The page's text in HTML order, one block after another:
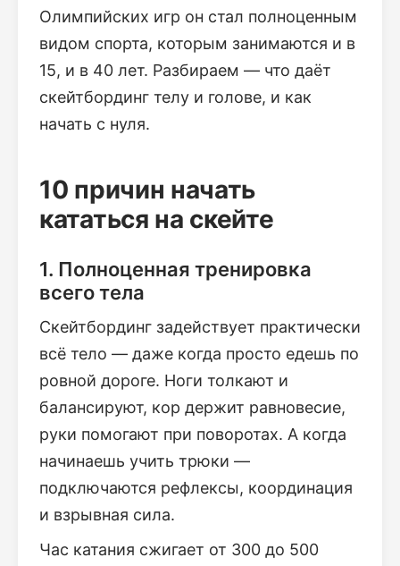
Олимпийских игр он стал полноценным
видом спорта, которым занимаются и в
15, и в 40 лет. Разбираем — что даёт
скейтбординг телу и голове, и как
начать с нуля.
10 причин начать
кататься на скейте
1. Полноценная тренировка
всего тела
Скейтбординг задействует практически
всё тело — даже когда просто едешь по
ровной дороге. Ноги толкают и
балансируют, кор держит равновесие,
руки помогают при поворотах. А когда
начинаешь учить трюки —
подключаются рефлексы, координация
и взрывная сила.
Час катания сжигает от 300 до 500